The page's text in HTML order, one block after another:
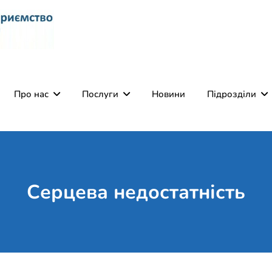
Про нас Послуги Новини Підрозділи
Серцева недостатність